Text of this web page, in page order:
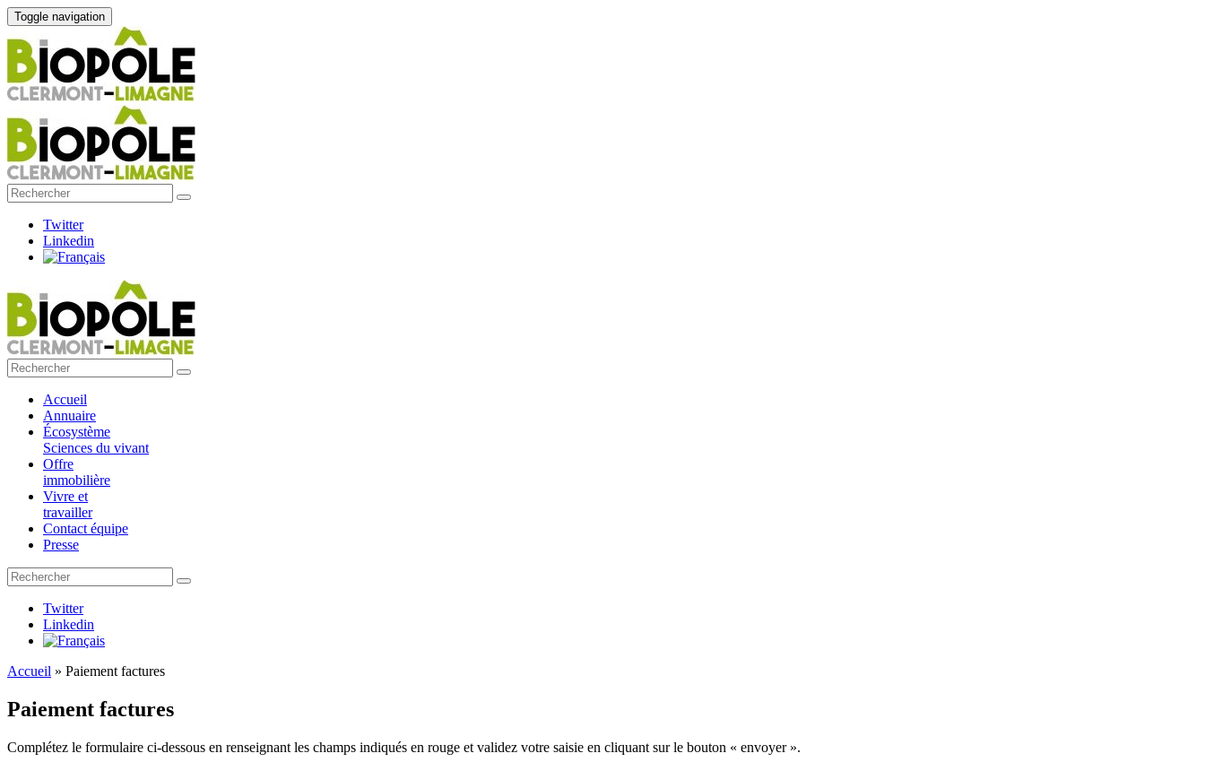
Toggle navigation
Twitter
Linkedin
Accueil
Annuaire
Écosystème
Sciences du vivant
Offre
immobilière
Vivre et
travailler
Contact équipe
Presse
Twitter
Linkedin
Accueil » Paiement factures
Paiement factures
Complétez le formulaire ci-dessous en renseignant les champs indiqués en rouge et validez votre saisie en cliquant sur le bouton « envoyer ».